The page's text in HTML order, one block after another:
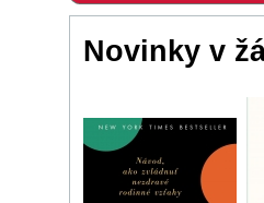
Novinky v